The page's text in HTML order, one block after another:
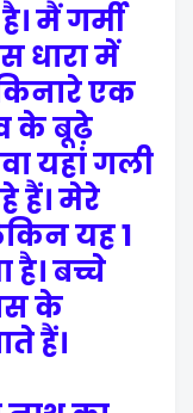
मैं गर्मी
धारा में
एक
के बूढ़े
यहां गली
हैं। मेरे
यह 1
है। बच्चे
के
हैं।